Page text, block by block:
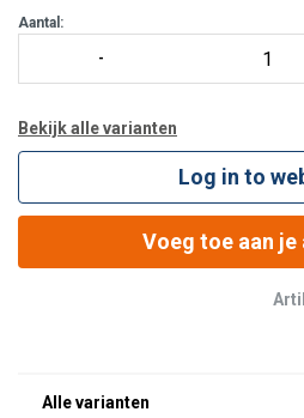
Aantal:
Bekijk alle varianten
Log in to
Voeg toe aan je